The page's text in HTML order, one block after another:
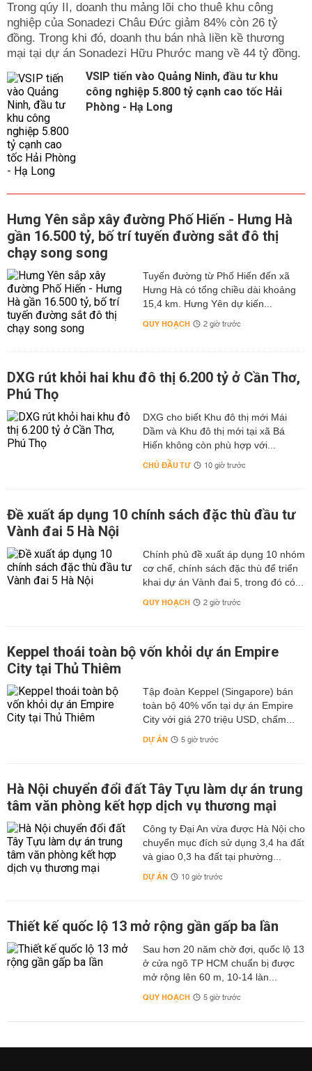
Trong qúy II, doanh thu mảng lõi cho thuê khu công
nghiệp của Sonadezi Châu Đức giảm 84% còn 26 tỷ
đồng. Trong khi đó, doanh thu bán nhà liền kề thương
mại tại dự án Sonadezi Hữu Phước mang về 44 tỷ đồng.
VSIP tiến vào Quảng Ninh, đầu tư khu
công nghiệp 5.800 tỷ cạnh cao tốc Hải
Phòng - Hạ Long
Hưng Yên sắp xây đường Phố Hiến - Hưng Hà
gần 16.500 tỷ, bố trí tuyến đường sắt đô thị
chạy song song
Tuyến đường từ Phố Hiến đến xã
Hưng Hà có tổng chiều dài khoảng
15,4 km. Hưng Yên dự kiến...
QUY HOẠCH 2 giờ trước
DXG rút khỏi hai khu đô thị 6.200 tỷ ở Cần Thơ,
Phú Thọ
DXG cho biết Khu đô thị mới Mái
Dầm và Khu đô thị mới tại xã Bá
Hiến không còn phù hợp với...
CHỦ ĐẦU TƯ 10 giờ trước
Đề xuất áp dụng 10 chính sách đặc thù đầu tư
Vành đai 5 Hà Nội
Chính phủ đề xuất áp dụng 10 nhóm
cơ chế, chính sách đặc thù để triển
khai dự án Vành đai 5, trong đó có...
QUY HOẠCH 2 giờ trước
Keppel thoái toàn bộ vốn khỏi dự án Empire
City tại Thủ Thiêm
Tập đoàn Keppel (Singapore) bán
toàn bộ 40% vốn tại dự án Empire
City với giá 270 triệu USD, chấm...
DỰ ÁN 5 giờ trước
Hà Nội chuyển đổi đất Tây Tựu làm dự án trung
tâm văn phòng kết hợp dịch vụ thương mại
Công ty Đại An vừa được Hà Nội cho
chuyển mục đích sử dụng 3,4 ha đất
và giao 0,3 ha đất tại phường...
DỰ ÁN 10 giờ trước
Thiết kế quốc lộ 13 mở rộng gần gấp ba lần
Sau hơn 20 năm chờ đợi, quốc lộ 13
ở cửa ngõ TP HCM chuẩn bị được
mở rộng lên 60 m, 10-14 làn...
QUY HOẠCH 5 giờ trước